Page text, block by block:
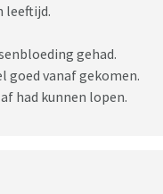
leeftijd.
gehad.
goed vanaf gekomen.
had kunnen lopen.